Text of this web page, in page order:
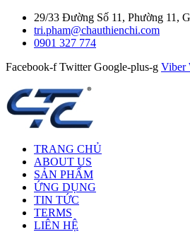
29/33 Đường Số 11, Phường 11,
tri.pham@chauthienchi.com
0901 327 774
Facebook-f Twitter Google-plus-g Viber
TRANG CHỦ
ABOUT US
SẢN PHẨM
ỨNG DỤNG
TIN TỨC
TERMS
LIÊN HỆ